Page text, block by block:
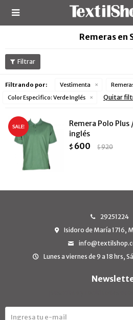

Remeras en
Filtrando por: Vestimenta
Color Especifico: Verde Inglés Quitar
Remera Polo
inglés
$ 600 $920
29251224
Isidoro de María 1716,
Lunes a viernes de 9 a 18 hrs,